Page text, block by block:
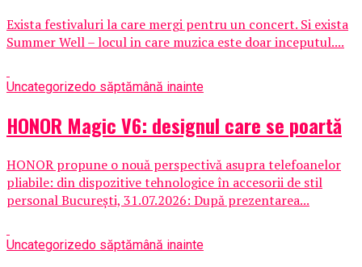
Exista festivaluri la care mergi pentru un concert. Si exista
Summer Well – locul in care muzica este doar inceputul....
Uncategorizedo săptămână inainte
HONOR Magic V6: designul care se poartă
HONOR propune o nouă perspectivă asupra telefoanelor
pliabile: din dispozitive tehnologice în accesorii de stil
personal București, 31.07.2026: După prezentarea...
Uncategorizedo săptămână inainte